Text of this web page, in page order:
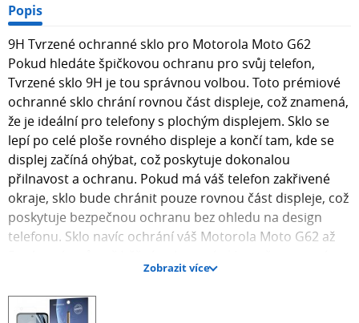
Popis
9H Tvrzené ochranné sklo pro Motorola Moto G62
Pokud hledáte špičkovou ochranu pro svůj telefon,
Tvrzené sklo 9H je tou správnou volbou. Toto prémiové
ochranné sklo chrání rovnou část displeje, což znamená,
že je ideální pro telefony s plochým displejem. Sklo se
lepí po celé ploše rovného displeje a končí tam, kde se
displej začíná ohýbat, což poskytuje dokonalou
přilnavost a ochranu. Pokud má váš telefon zakřivené
okraje, sklo bude chránit pouze rovnou část displeje, což
poskytuje bezpečnou ochranu bez ohledu na design
telefonu. Sklo navíc ochrání váš Motorola Moto G62 až
vyšší odolnost proti pádům a škrábancům. 9D ochranné
sklo je také **case friendly**, což znamená, že je
navrženo tak, aby bylo kompatibilní s různými
Zobrazit více